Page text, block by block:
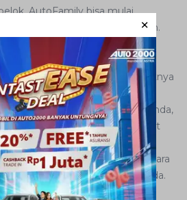
AutoFamily bisa mulai
secara perlahan-lahan.
terlalu cepat atau
karena hal ini dapat
kendaraan dan membuatnya
jalan dan lalu lintas di sekitar Anda,
kecepatan pada saat
kecepatan mobil
dapat mengganggu pengendara
keselamatan Anda.
Pilih! Yuk Cari Tahu